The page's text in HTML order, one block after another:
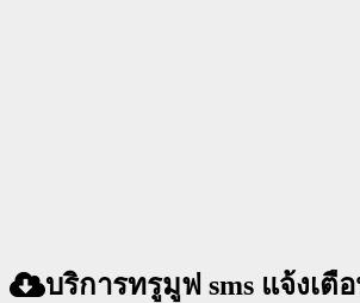
บริการทรูมูฟ sms แจ้งเตื